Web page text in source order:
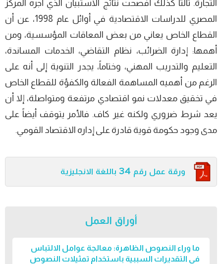
التجارة. ثالثا كذلك أفصحت نتائج الاستبيان الذي أجره المركز
المصري للدراسات الاقتصادية في أوائل عام 1998، عن أن
القطاع الخاص يعاني من بعض المعاقات المؤسسية، ومن
أهمها: إدارة الضرائب، نظام التقاضي، الخدمات المساندة،
التعليم والتدريب المهني، وختاماً، يجدر التنوية إلى أنه على
الرغم من أهميه المساهمة الفعالة والكفؤة للقطاع الخاص
في تخقيق معدلات نمو اقتصادي مرتفعة ومتواصلة، إلا أن
يعد شرط ضروري ولكنه غير كاف. فالأمر يتوقف أيضاً على
مدى وجود حكومة قوية قادرة على إداره الاقتصاد القومي.
ورقة عمل رقم 34 باللغة الانجليزية
أوراق العمل
ما وراء النصوص الظاهرة: معالجة عوامل الالتباس
في التقديرات السببية باستخدام تمثيلات النصوص